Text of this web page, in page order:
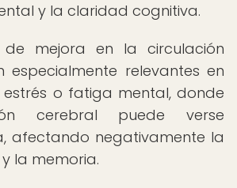
y la claridad cognitiva.
de mejora en la circulación
especialmente relevantes en
estrés o fatiga mental, donde
cerebral puede verse
afectando negativamente la
la memoria.